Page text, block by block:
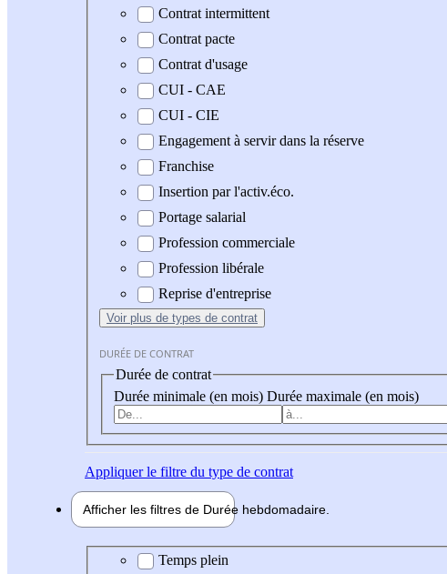
Contrat intermittent
Contrat pacte
Contrat d'usage
CUI - CAE
CUI - CIE
Engagement à servir dans la réserve
Franchise
Insertion par l'activ.éco.
Portage salarial
Profession commerciale
Profession libérale
Reprise d'entreprise
Voir plus de types de contrat
DURÉE DE CONTRAT
Durée de contrat
Durée minimale (en mois) Durée maximale (en mois)
Appliquerle filtre du type de contrat
Afficher les filtres de Durée hebdomadaire
Durée hebdomadaire
Temps plein